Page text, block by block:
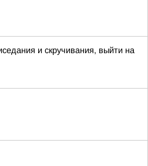
и скручивания, выйти на